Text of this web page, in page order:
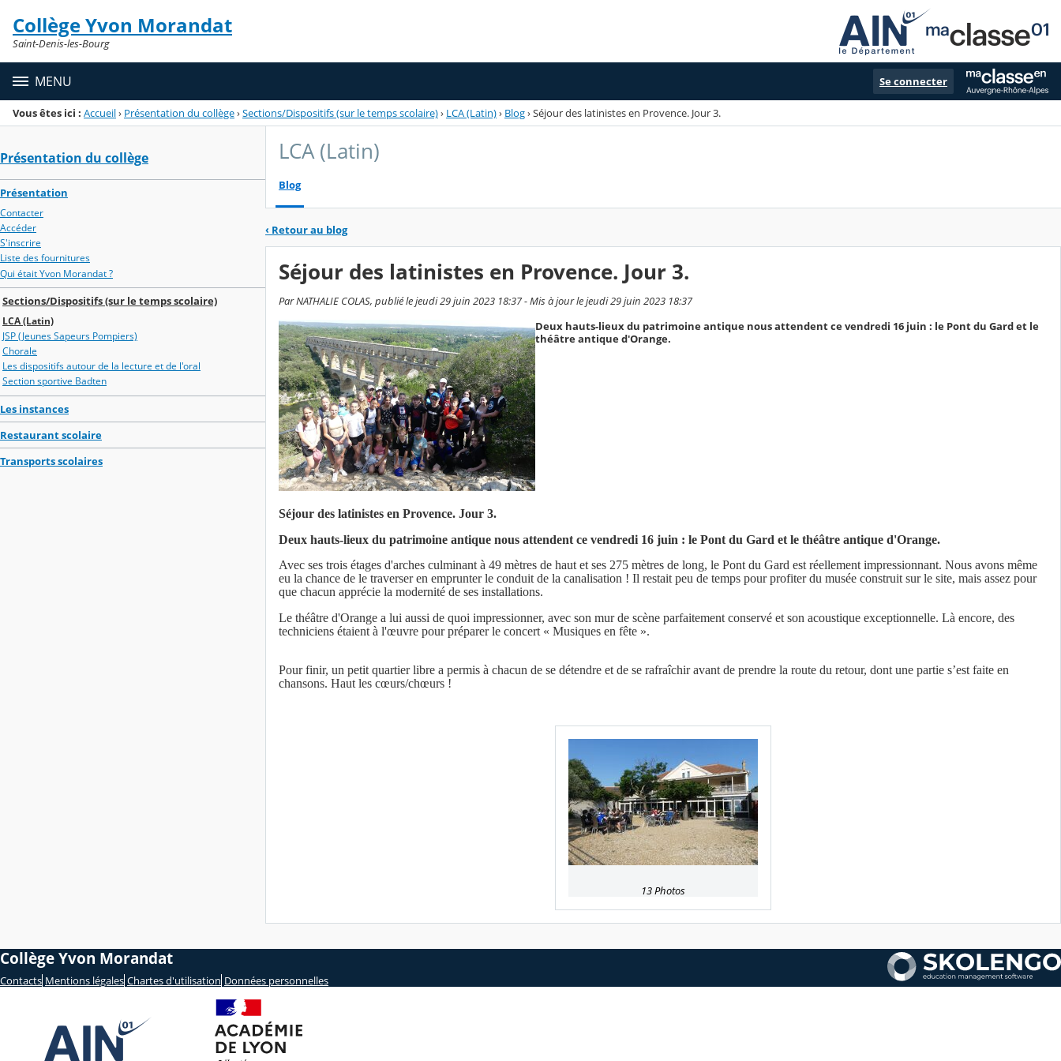
Menu de la rubrique
Contenu
Collège Yvon Morandat
Saint-Denis-les-Bourg
MENU Se connecter
Vous êtes ici : Accueil› Présentation du collège›Sections/Dispositifs (sur le temps scolaire)› LCA (Latin)› Blog›Séjour des latinistes en Provence. Jour 3.
Présentation du collège
Présentation
Contacter
Accéder
S'inscrire
Liste des fournitures
Qui était Yvon Morandat ?
Sections/Dispositifs (sur le temps scolaire)
LCA (Latin)
JSP (Jeunes Sapeurs Pompiers)
Chorale
Les dispositifs autour de la lecture et de l'oral
Section sportive Badten
Les instances
Restaurant scolaire
Transports scolaires
LCA (Latin)
Blog
‹ Retour au blog
Séjour des latinistes en Provence. Jour 3.
Par NATHALIE COLAS, publié le jeudi 29 juin 2023 18:37 - Mis à jour le jeudi 29 juin 2023 18:37
Deux hauts-lieux du patrimoine antique nous attendent ce vendredi 16 juin : le Pont du Gard et le
théâtre antique d'Orange.
Séjour des latinistes en Provence. Jour 3.
Deux hauts-lieux du patrimoine antique nous attendent ce vendredi 16 juin : le Pont du Gard et le théâtre antique d'Orange.
Avec ses trois étages d'arches culminant à 49 mètres de haut et ses 275 mètres de long, le Pont du Gard est réellement impressionnant. Nous avons même
eu la chance de le traverser en emprunter le conduit de la canalisation ! Il restait peu de temps pour profiter du musée construit sur le site, mais assez pour
que chacun apprécie la modernité de ses installations.
Le théâtre d'Orange a lui aussi de quoi impressionner, avec son mur de scène parfaitement conservé et son acoustique exceptionnelle. Là encore, des
techniciens étaient à l'œuvre pour préparer le concert « Musiques en fête ».
Pour finir, un petit quartier libre a permis à chacun de se détendre et de se rafraîchir avant de prendre la route du retour, dont une partie s’est faite en
chansons. Haut les cœurs/chœurs !
13 Photos
Collège Yvon Morandat
Contacts Mentions légales Chartes d'utilisation Données personnelles